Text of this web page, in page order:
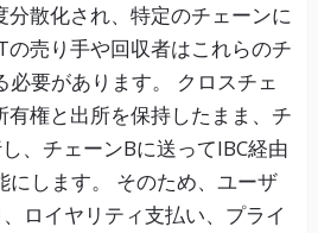
散化され、特定のチェーンに
売り手や回収者はこれらのチ
必要があります。 クロスチェ
有権と出所を保持したまま、チ
、チェーンBに送ってIBC経由
にします。 そのため、ユーザ
ロイヤリティ支払い、プライ